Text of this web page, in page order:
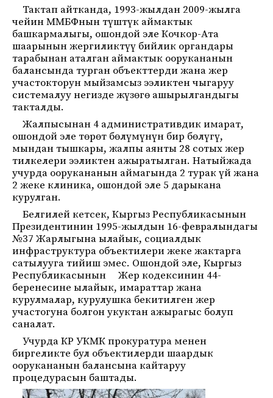
Тактап айтканда, 1993-жылдан 2009-жылга
чейин ММБФнын түштүк аймактык
башкармалыгы, ошондой эле Кочкор-Ата
шаарынын жергиликтүү бийлик органдары
тарабынан аталган аймактык оорукананын
балансында турган объекттерди жана жер
участокторун мыйзамсыз ээликтен чыгаруу
системалуу негизде жүзөгө ашырылгандыгы
такталды.
Жалпысынан 4 административдик имарат,
ошондой эле төрөт бөлүмүнүн бир бөлүгү,
мындан тышкары, жалпы аянты 28 сотых жер
тилкелери ээликтен ажыратылган. Натыйжада
учурда оорукананын аймагында 2 турак үй жана
2 жеке клиника, ошондой эле 5 дарыкана
курулган.
Белгилей кетсек, Кыргыз Республикасынын
Президентинин 1995-жылдын 16-февралындагы
№37 Жарлыгына ылайык, социалдык
инфраструктура объектилери жеке жактарга
сатылууга тийиш эмес. Ошондой эле, Кыргыз
Республикасынын Жер кодексинин 44-
беренесине ылайык, имараттар жана
курулмалар, курулушка бекитилген жер
участогуна болгон укуктан ажырагыс болуп
саналат.
Учурда КР УКМК прокуратура менен
биргеликте бул объектилерди шаардык
оорукананын балансына кайтаруу
процедурасын баштады.